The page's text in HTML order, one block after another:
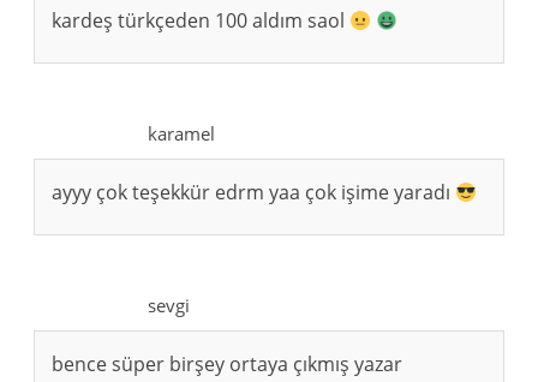
kardeş türkçeden 100 aldım saol
karamel
ayyy çok teşekkür edrm yaa çok işime yaradı
sevgi
bence süper birşey ortaya çıkmış yazar